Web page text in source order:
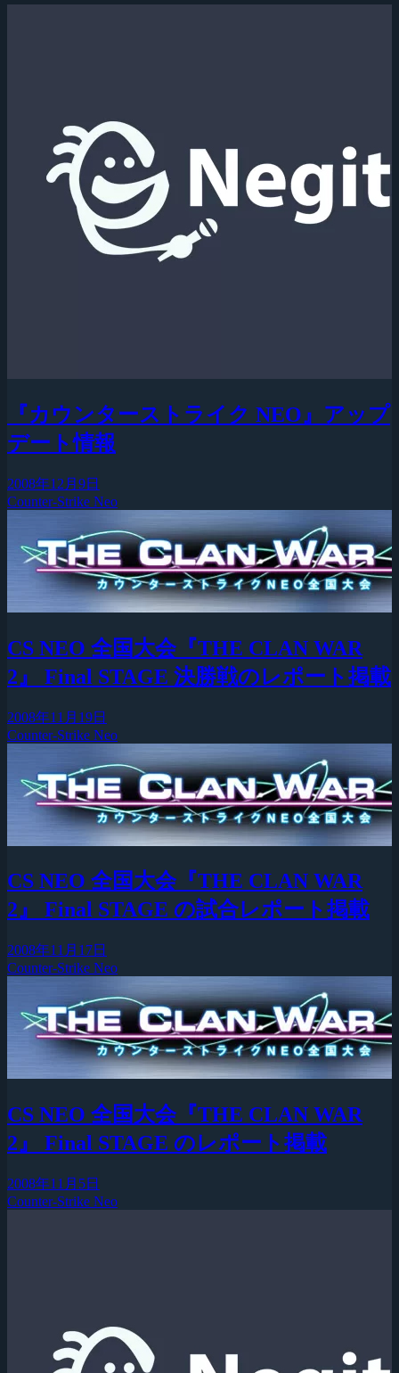
『カウンターストライク NEO』アップ
デート情報
2008年12月9日
Counter-Strike Neo
CS NEO 全国大会『THE CLAN WAR
2』 Final STAGE 決勝戦のレポート掲載
2008年11月19日
Counter-Strike Neo
CS NEO 全国大会『THE CLAN WAR
2』 Final STAGE の試合レポート掲載
2008年11月17日
Counter-Strike Neo
CS NEO 全国大会『THE CLAN WAR
2』 Final STAGE のレポート掲載
2008年11月5日
Counter-Strike Neo